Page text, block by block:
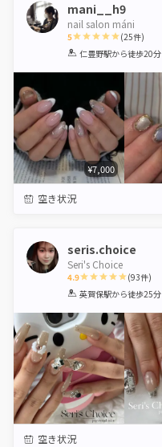
mani__h9
nail salon máni
5
1 2 3 4 5
(25件)
仁豊野駅から徒歩20分
¥7,000
空き状況
seris.choice
Seri's Choice
4.9
1 2 3 4 5
(93件)
英賀保駅から徒歩25分
空き状況